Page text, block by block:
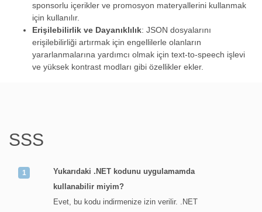
sponsorlu içerikler ve promosyon materyallerini kullanmak
için kullanılır.
Erişilebilirlik ve Dayanıklılık: JSON dosyalarını
erişilebilirliği artırmak için engellilerle olanların
yararlanmalarına yardımcı olmak için text-to-speech işlevi
ve yüksek kontrast modları gibi özellikler ekler.
SSS
Yukarıdaki .NET kodunu uygulamamda
kullanabilir miyim?
Evet, bu kodu indirmenize izin verilir. .NET